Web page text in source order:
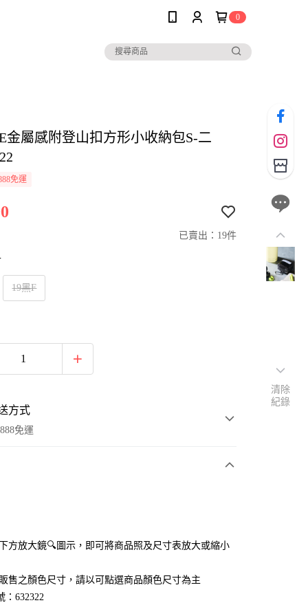
0
金屬感附登山扣方形小收納包S-二
免運
已賣出：19件
19黑F
方式
免運
方放大鏡🔍圖示，即可將商品照及尺寸表放大或縮小
售之顏色尺寸，請以可點選商品顏色尺寸為主
：632322
清除
紀錄